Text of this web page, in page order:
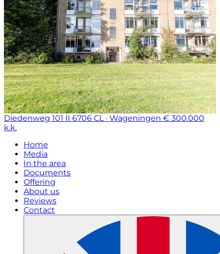
Diedenweg 101 II 6706 CL · Wageningen € 300.000
k.k.
Home
Media
In the area
Documents
Offering
About us
Reviews
Contact